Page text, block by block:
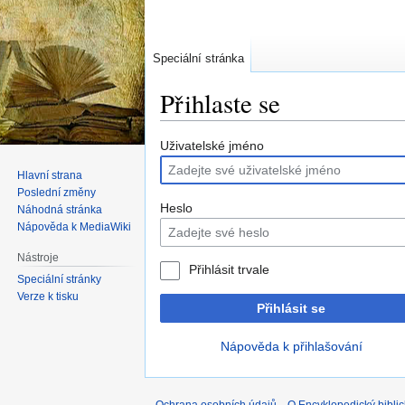
Přihlaste se
Skočit
na
navigaci
Skočit
na
vyhledávání
Uživatelské jméno
Heslo
Přihlásit trvale
Přihlásit se
Nápověda k přihlašování
Speciální stránka
Hlavní strana
Poslední změny
Náhodná stránka
Nápověda k MediaWiki
Nástroje
Speciální stránky
Verze k tisku